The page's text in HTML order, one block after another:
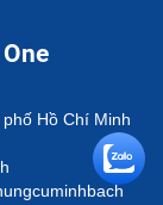
Hồ Chí Minh